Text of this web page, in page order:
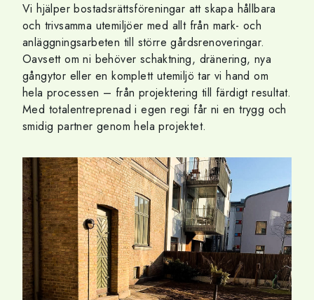
Vi hjälper bostadsrättsföreningar att skapa hållbara
och trivsamma utemiljöer med allt från mark- och
anläggningsarbeten till större gårdsrenoveringar.
Oavsett om ni behöver schaktning, dränering, nya
gångytor eller en komplett utemiljö tar vi hand om
hela processen – från projektering till färdigt resultat.
Med totalentreprenad i egen regi får ni en trygg och
smidig partner genom hela projektet.